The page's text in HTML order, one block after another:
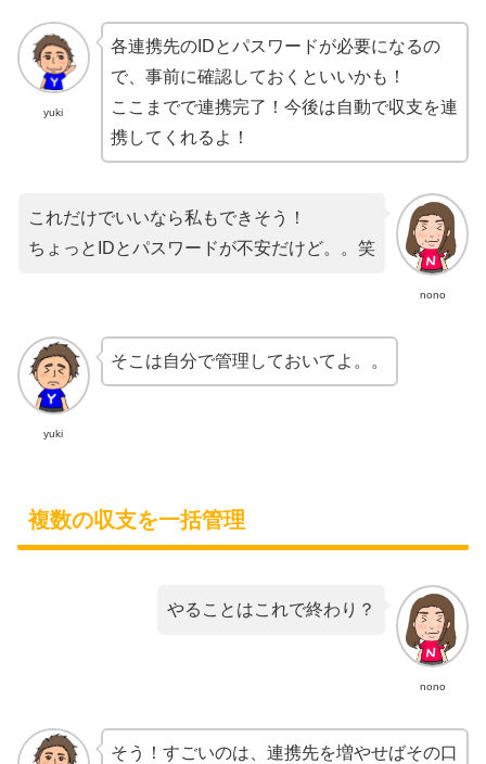
yuki
各連携先のIDとパスワードが必要になるの
で、事前に確認しておくといいかも！
ここまでで連携完了！今後は自動で収支を連
携してくれるよ！
nono
これだけでいいなら私もできそう！
ちょっとIDとパスワードが不安だけど。。笑
yuki
そこは自分で管理しておいてよ。。
複数の収支を一括管理
nono
やることはこれで終わり？
そう！すごいのは、連携先を増やせばその口